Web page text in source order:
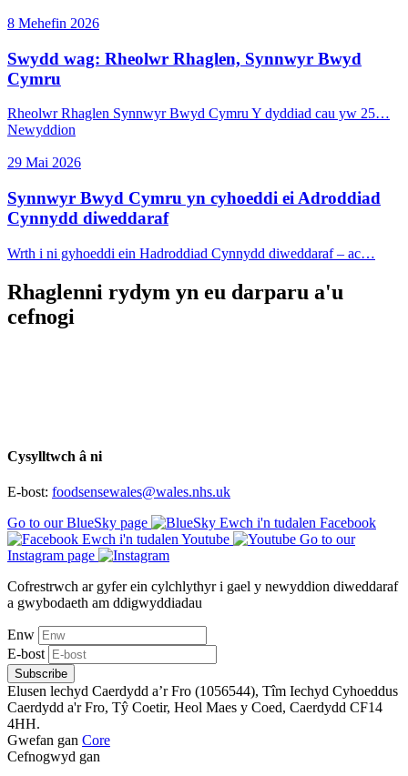
8 Mehefin 2026
Swydd wag: Rheolwr Rhaglen, Synnwyr Bwyd
Cymru
Rheolwr Rhaglen Synnwyr Bwyd Cymru Y dyddiad cau yw 25…
Newyddion
29 Mai 2026
Synnwyr Bwyd Cymru yn cyhoeddi ei Adroddiad
Cynnydd diweddaraf
Wrth i ni gyhoeddi ein Hadroddiad Cynnydd diweddaraf – ac…
Rhaglenni rydym yn eu darparu a'u
cefnogi
Cysylltwch â ni
E-bost: foodsensewales@wales.nhs.uk
Go to our BlueSky page
Ewch i'n tudalen Facebook
Ewch i'n tudalen Youtube
Go to our
Instagram page
Cofrestrwch ar gyfer ein cylchlythyr i gael y newyddion diweddaraf
a gwybodaeth am ddigwyddiadau
Enw
E-bost
Subscribe
Elusen lechyd Caerdydd a’r Fro (1056544), Tîm Iechyd Cyhoeddus
Caerdydd a'r Fro, Tŷ Coetir, Heol Maes y Coed, Caerdydd CF14
4HH.
Gwefan gan Core
Cefnogwyd gan